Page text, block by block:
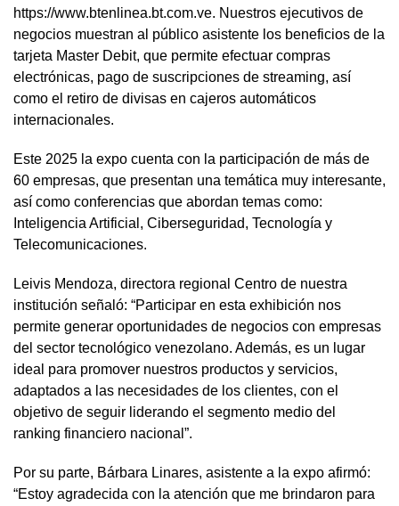
https://www.btenlinea.bt.com.ve. Nuestros ejecutivos de
negocios muestran al público asistente los beneficios de la
tarjeta Master Debit, que permite efectuar compras
electrónicas, pago de suscripciones de streaming, así
como el retiro de divisas en cajeros automáticos
internacionales.
Este 2025 la expo cuenta con la participación de más de
60 empresas, que presentan una temática muy interesante,
así como conferencias que abordan temas como:
Inteligencia Artificial, Ciberseguridad, Tecnología y
Telecomunicaciones.
Leivis Mendoza, directora regional Centro de nuestra
institución señaló: “Participar en esta exhibición nos
permite generar oportunidades de negocios con empresas
del sector tecnológico venezolano. Además, es un lugar
ideal para promover nuestros productos y servicios,
adaptados a las necesidades de los clientes, con el
objetivo de seguir liderando el segmento medio del
ranking financiero nacional”.
Por su parte, Bárbara Linares, asistente a la expo afirmó:
“Estoy agradecida con la atención que me brindaron para